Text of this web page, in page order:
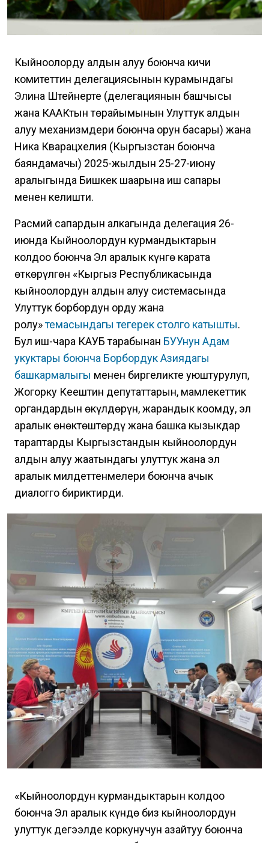
Кыйноолорду алдын алуу боюнча кичи
комитеттин делегациясынын курамындагы
Элина Штейнерте (делегациянын башчысы
жана КААКтын төрайымынын Улуттук алдын
алуу механизмдери боюнча орун басары) жана
Ника Кварацхелия (Кыргызстан боюнча
баяндамачы) 2025-жылдын 25-27-июну
аралыгында Бишкек шаарына иш сапары
менен келишти.
Расмий сапардын алкагында делегация 26-
июнда Кыйноолордун курмандыктарын
колдоо боюнча Эл аралык күнгө карата
өткөрүлгөн «Кыргыз Республикасында
кыйноолордун алдын алуу системасында
Улуттук борбордун орду жана
ролу»темасындагы тегерек столго катышты.
Бул иш-чара КАУБ тарабынан БУУнун Адам
укуктары боюнча Борбордук Азиядагы
башкармалыгы менен биргеликте уюштурулуп,
Жогорку Кеңештин депутаттарын, мамлекеттик
органдардын өкүлдөрүн, жарандык коомду, эл
аралык өнөктөштөрдү жана башка кызыкдар
тараптарды Кыргызстандын кыйноолордун
алдын алуу жаатындагы улуттук жана эл
аралык милдеттенмелери боюнча ачык
диалогго бириктирди.
«Кыйноолордун курмандыктарын колдоо
боюнча Эл аралык күндө биз кыйноолордун
улуттук деңгээлде коркунучун азайтуу боюнча